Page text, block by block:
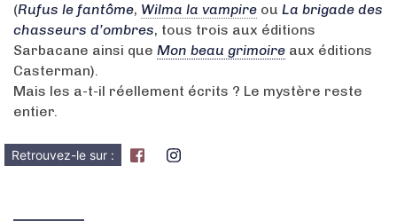
(Rufus le fantôme, Wilma la vampire ou La brigade des
chasseurs d’ombres, tous trois aux éditions
Sarbacane ainsi que Mon beau grimoire aux éditions
Casterman).
Mais les a-t-il réellement écrits ? Le mystère reste
entier.
Retrouvez-le sur :